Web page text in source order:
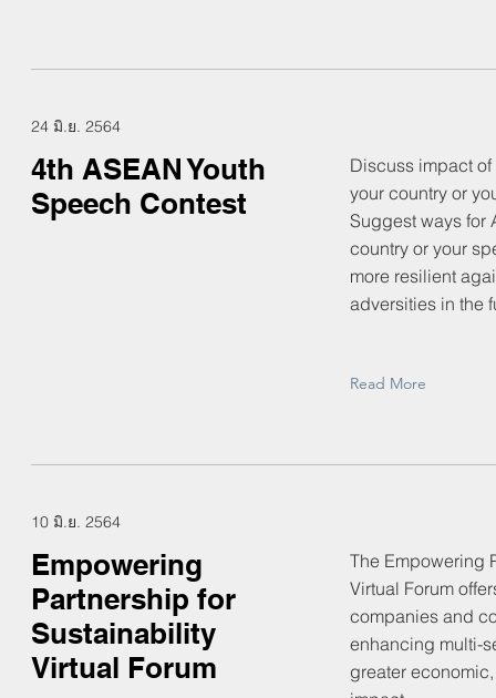
24 มิ.ย. 2564
4th ASEAN Youth
Speech Contest
Discuss impact
your country or
Suggest ways for
country or your
more resilient
adversities in the
Read More
10 มิ.ย. 2564
Empowering
Partnership for
Sustainability
Virtual Forum
The Empowering
Virtual Forum
companies and
enhancing multi-
greater